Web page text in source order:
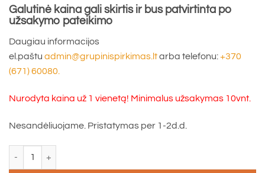
Galutinė kaina gali skirtis ir bus patvirtinta po
užsakymo pateikimo
Daugiau informacijos
el.paštu admin@grupinispirkimas.ltarba telefonu:+370
(671) 60080.
Nurodyta kaina už 1 vienetą! Minimalus užsakymas 10vnt.
Nesandėliuojame. Pristatymas per 1-2d.d.